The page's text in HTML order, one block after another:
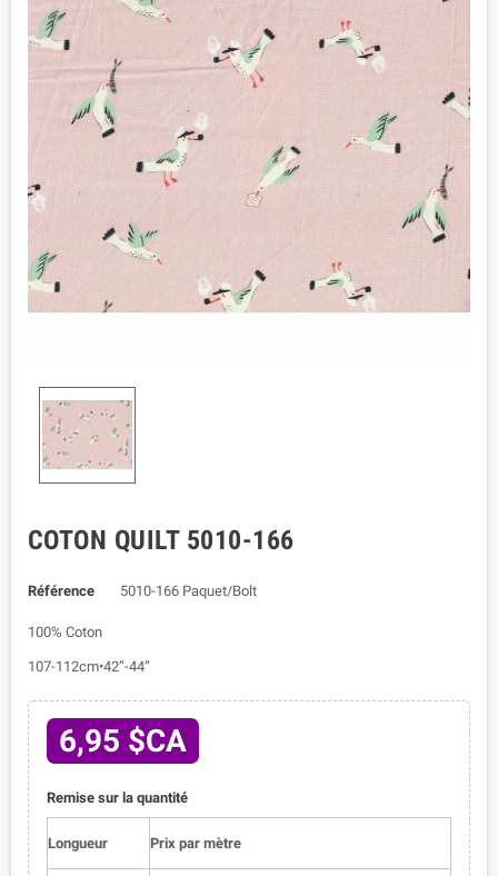
COTON QUILT 5010-166
Référence 5010-166 Paquet/Bolt
100% Coton
107-112cm•42”-44”
6,95 $CA
Remise sur la quantité
Longueur Prix par mètre